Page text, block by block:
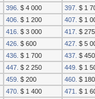
396. $ 4 000 397. $ 1
406. $ 1 200 407. $ 1
416. $ 3 000 417. $ 275
426. $ 600 427. $ 5
436. $ 1 700 437. $ 450
447. $ 2 250 449. $ 1
459. $ 200 460. $ 180
470. $ 1 400 471.
$ 1